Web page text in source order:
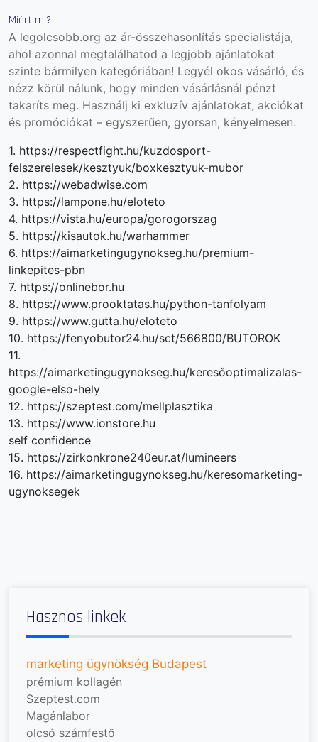
Miért mi?
A legolcsobb.org az ár-összehasonlítás specialistája,
ahol azonnal megtalálhatod a legjobb ajánlatokat
szinte bármilyen kategóriában! Legyél okos vásárló, és
nézz körül nálunk, hogy minden vásárlásnál pénzt
takaríts meg. Használj ki exkluzív ajánlatokat, akciókat
és promóciókat – egyszerűen, gyorsan, kényelmesen.
1. https://respectfight.hu/kuzdosport-
felszerelesek/kesztyuk/boxkesztyuk-mubor
2. https://webadwise.com
3. https://lampone.hu/eloteto
4. https://vista.hu/europa/gorogorszag
5. https://kisautok.hu/warhammer
6. https://aimarketingugynokseg.hu/premium-
linkepites-pbn
7. https://onlinebor.hu
8. https://www.prooktatas.hu/python-tanfolyam
9. https://www.gutta.hu/eloteto
10. https://fenyobutor24.hu/sct/566800/BUTOROK
11.
https://aimarketingugynokseg.hu/keresőoptimalizalas-
google-elso-hely
12. https://szeptest.com/mellplasztika
13. https://www.ionstore.hu
self confidence
15. https://zirkonkrone240eur.at/lumineers
16. https://aimarketingugynokseg.hu/keresomarketing-
ugynoksegek
Hasznos linkek
marketing ügynökség Budapest
prémium kollagén
Szeptest.com
Magánlabor
olcsó számfestő